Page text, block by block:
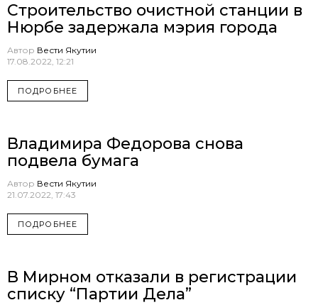
Строительство очистной станции в
Нюрбе задержала мэрия города
Автор Вести Якутии
17.08.2022, 12:21
ПОДРОБНЕЕ
Владимира Федорова снова
подвела бумага
Автор Вести Якутии
21.07.2022, 17:43
ПОДРОБНЕЕ
В Мирном отказали в регистрации
списку “Партии Дела”